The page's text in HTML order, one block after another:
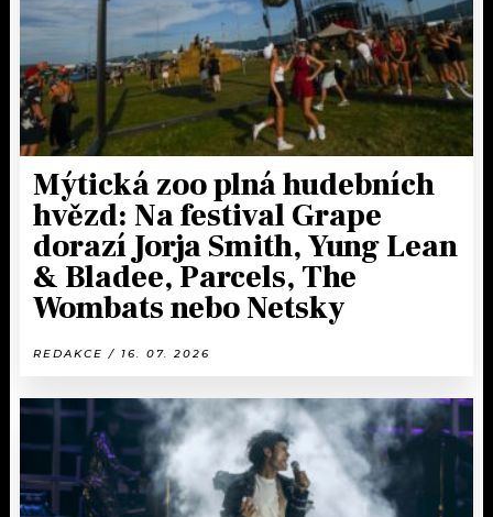
Mýtická zoo plná hudebních
hvězd: Na festival Grape
dorazí Jorja Smith, Yung Lean
& Bladee, Parcels, The
Wombats nebo Netsky
REDAKCE / 16. 07. 2026